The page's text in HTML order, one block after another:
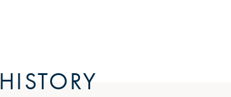
HISTORY